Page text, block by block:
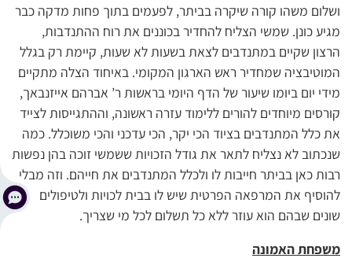
ושלום משהו קורה שיקרה בביתר, לפעמים בתוך פחות מדקה כבר
מגיע כונן. שמשי הצליח להחדיר בכוננים את רוח ההתנדבות,
הרצון שקיים במתנדבים לצאת בשעות לא שעות, קיימת רק בגלל
המוטיבציה שמחדיר ראש הארגון המקומי. באיחוד הצלה מתקיים
מידי יום ביומו שיעור של הדף היומי בראשות ר’ אברהם אייזנבאך,
קורסים מיוחדים להורים ללימוד עזרה ראשונה, וההתגייסות לצייד
את כלל המתנדבים בציוד הכי יקר, הכי עדכני והכי משוכלל. כמה
שנכתוב לא נצליח לתאר את גודל הזכויות ששמשי זוכה בהן נפשות
רבות כאן בביתר חייבות לו ולכלל המתנדבים את חייהם. וזה מבלי
להוסיף את המרפאה הפרטית שיש לו בבית לכויות ולטיפולים
שונים שבהם הוא עוזר ללא כל תשלום לכל מי שצריך.
משפחת האמונה